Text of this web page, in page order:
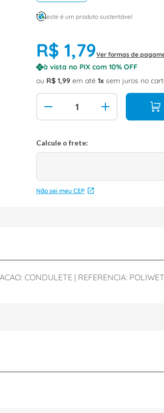
este é um produto sustentável
R$ 1,79Ver formas de
à vista no PIX com10% OFF
ou R$ 1,99 em até1 sem juros no
Não sei meu CEP
CONDULETE | REFERENCIA: